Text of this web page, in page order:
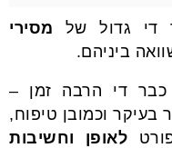
A
p
p
די גדול של מסירי
ביניהם.
כבר די הרבה זמן –
וכמובן טיפוח,
לאופן וחשיבות